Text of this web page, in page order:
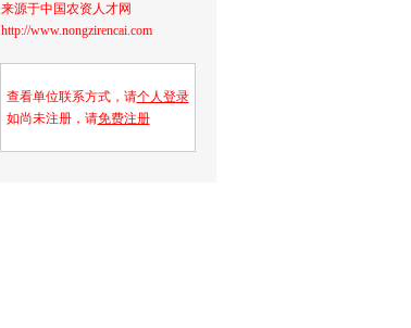
来源于中国农资人才网
http://www.nongzirencai.com
查看单位联系方式，请个人登录
如尚未注册，请免费注册